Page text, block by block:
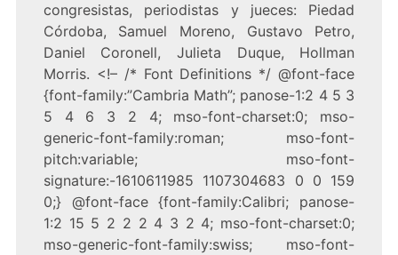
congresistas, periodistas y jueces: Piedad
Córdoba, Samuel Moreno, Gustavo Petro,
Daniel Coronell, Julieta Duque, Hollman
Morris. <!– /* Font Definitions */ @font-face
{font-family:”Cambria Math”; panose-1:2 4 5 3
5 4 6 3 2 4; mso-font-charset:0; mso-
generic-font-family:roman; mso-font-
pitch:variable; mso-font-
signature:-1610611985 1107304683 0 0 159
0;} @font-face {font-family:Calibri; panose-
1:2 15 5 2 2 2 4 3 2 4; mso-font-charset:0;
mso-generic-font-family:swiss; mso-font-